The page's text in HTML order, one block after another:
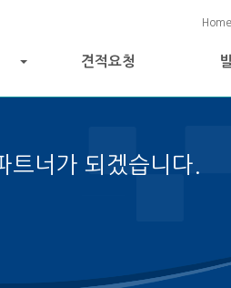
Home
견적요청
트너가 되겠습니다.
니다.